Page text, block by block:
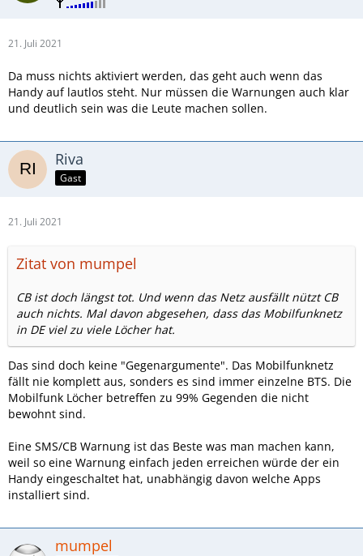
21. Juli 2021
Da muss nichts aktiviert werden, das geht auch wenn das
Handy auf lautlos steht. Nur müssen die Warnungen auch klar
und deutlich sein was die Leute machen sollen.
Riva
Gast
21. Juli 2021
Zitat von mumpel
CB ist doch längst tot. Und wenn das Netz ausfällt nützt CB
auch nichts. Mal davon abgesehen, dass das Mobilfunknetz
in DE viel zu viele Löcher hat.
Das sind doch keine "Gegenargumente". Das Mobilfunknetz
fällt nie komplett aus, sonders es sind immer einzelne BTS. Die
Mobilfunk Löcher betreffen zu 99% Gegenden die nicht
bewohnt sind.
Eine SMS/CB Warnung ist das Beste was man machen kann,
weil so eine Warnung einfach jeden erreichen würde der ein
Handy eingeschaltet hat, unabhängig davon welche Apps
installiert sind.
mumpel